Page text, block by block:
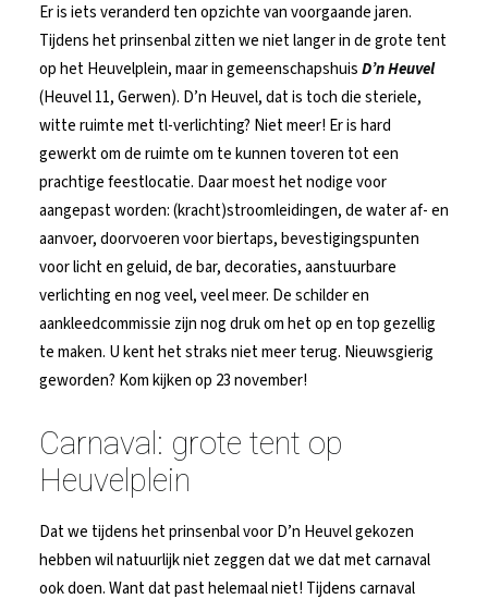
Er is iets veranderd ten opzichte van voorgaande jaren.
Tijdens het prinsenbal zitten we niet langer in de grote tent
op het Heuvelplein, maar in gemeenschapshuisD’n Heuvel
(Heuvel 11, Gerwen). D’n Heuvel, dat is toch die steriele,
witte ruimte met tl-verlichting? Niet meer! Er is hard
gewerkt om de ruimte om te kunnen toveren tot een
prachtige feestlocatie. Daar moest het nodige voor
aangepast worden: (kracht)stroomleidingen, de water af- en
aanvoer, doorvoeren voor biertaps, bevestigingspunten
voor licht en geluid, de bar, decoraties, aanstuurbare
verlichting en nog veel, veel meer. De schilder en
aankleedcommissie zijn nog druk om het op en top gezellig
te maken. U kent het straks niet meer terug. Nieuwsgierig
geworden? Kom kijken op 23 november!
Carnaval: grote tent op
Heuvelplein
Dat we tijdens het prinsenbal voor D’n Heuvel gekozen
hebben wil natuurlijk niet zeggen dat we dat met carnaval
ook doen. Want dat past helemaal niet! Tijdens carnaval